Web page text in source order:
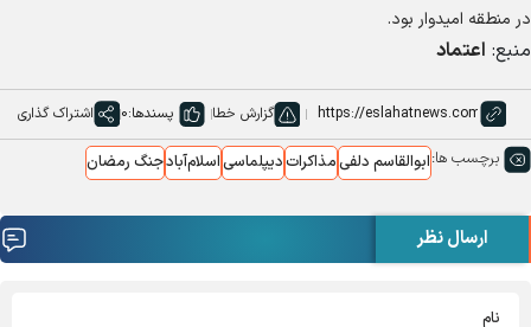
در منطقه امیدوار بود.
منبع: اعتماد
گزارش خطا پسندها:0 اشتراک گذاری
برچسب ها:ابوالقاسم دلفیمذاکراتدیپلماسیاسلام‌آبادجنگ رمضان
ارسال نظر